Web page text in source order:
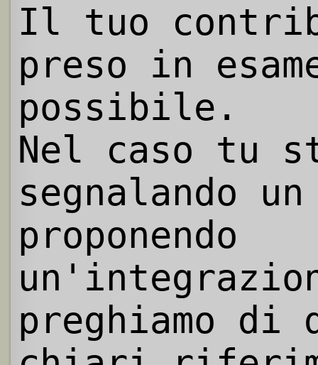
Il tuo
preso in
possibile.
Nel caso tu
segnalando
proponendo
preghiamo